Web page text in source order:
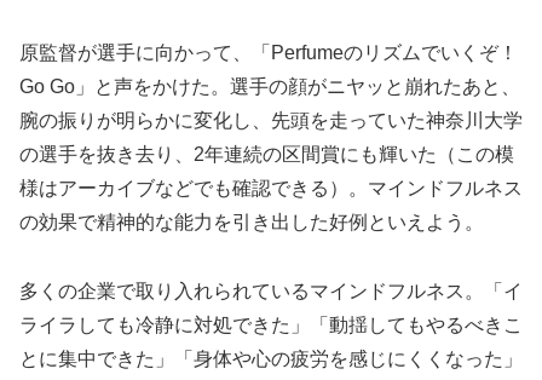
原監督が選手に向かって、「Perfumeのリズムでいくぞ！
Go Go」と声をかけた。選手の顔がニヤッと崩れたあと、
腕の振りが明らかに変化し、先頭を走っていた神奈川大学
の選手を抜き去り、2年連続の区間賞にも輝いた（この模
様はアーカイブなどでも確認できる）。マインドフルネス
の効果で精神的な能力を引き出した好例といえよう。
多くの企業で取り入れられているマインドフルネス。「イ
ライラしても冷静に対処できた」「動揺してもやるべきこ
とに集中できた」「身体や心の疲労を感じにくくなった」